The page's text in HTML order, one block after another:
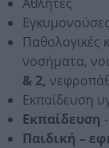
Παθολογικές
νοσήματα,
& 2,
Εκπαίδευση
Εκπαίδευση
Παιδική –